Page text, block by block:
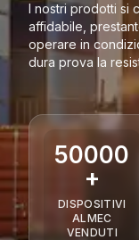
I nostri prodotti si
affidabile,
operare in
dura prova la
50000
+
DISPOSITIVI
ALMEC
VENDUTI